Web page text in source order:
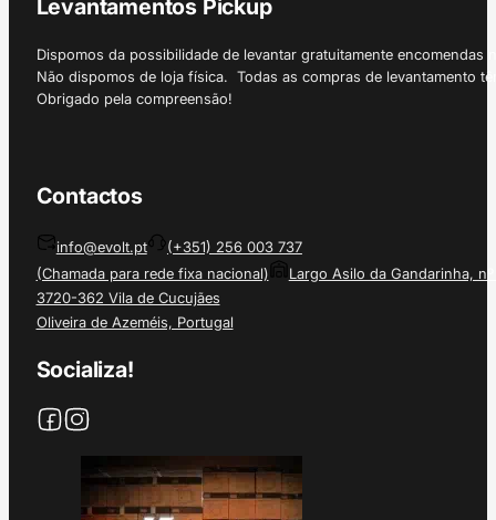
Levantamentos Pickup
Dispomos da possibilidade de levantar gratuitamente
Não dispomos de loja física. Todas as compras de levantamento
Obrigado pela compreensão!
Contactos
info@evolt.pt
(+351) 256 003 737
(Chamada para rede fixa nacional)
Largo Asilo da Gandarinha, nº
3720-362 Vila de Cucujães
Oliveira de Azeméis, Portugal
Socializa!